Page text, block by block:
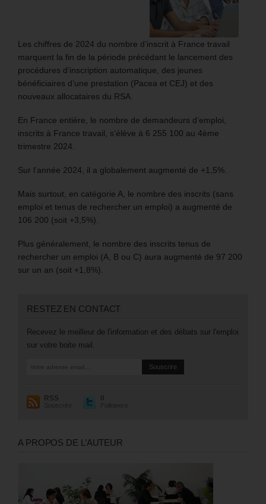
Les chiffres de 2024 du nombre d’inscrit à France travail
marquent la fin de la période précédant le lancement des
procédures d’inscription automatique, des jeunes
bénéficiaires d’une prestation (Pacea et CEJ) et des
nouveaux allocataires du RSA.
En France entière, le nombre de demandeurs d’emploi,
inscrits à France travail, s’élève à 6 255 100 au 4ème
trimestre 2024.
Sur l’année 2024, il a globalement augmenté de +1,5%.
Mais surtout, en catégorie A, le nombre des inscrits (sans
emploi et tenus de rechercher un emploi) a augmenté de
106 200 (soit +3,5%).
Plus généralement, le nombre des inscrits tenus de
rechercher un emploi (A, B ou C) aura augmenté de 97 200
sur un an (soit +1,8%).
RESTEZ EN CONTACT
Recevez le meilleur de l'information et des débats sur l'emploi
sur votre boite mail.
RSS
Souscrire
0
Followers
A PROPOS DE L’AUTEUR